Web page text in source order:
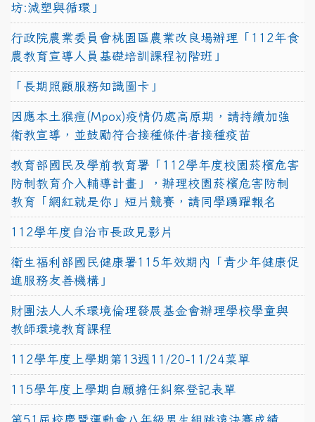
坊:減塑與循環」
行政院農業委員會桃園區農業改良場辦理「112年食
農教育宣導人員基礎培訓課程初階班」
「長期照顧服務知識圖卡」
因應本土猴痘(Mpox)疫情仍處高原期，請持續加強
衛教宣導，並鼓勵符合接種條件者接種疫苗
教育部國民及學前教育署「112學年度校園菸檳危害
防制教育介入輔導計畫」，辦理校園菸檳危害防制
教育「網紅就是你」短片競賽，請同學踴躍報名
112學年度自治市長政見影片
衛生福利部國民健康署115年效期內「青少年健康促
進服務友善機構」
財團法人人禾環境倫理發展基金會辦理學校學童與
教師環境教育課程
112學年度上學期第13週11/20-11/24菜單
115學年度上學期自願擔任糾察登記表單
第51屆校慶暨運動會八年級男生組跳遠決賽成績